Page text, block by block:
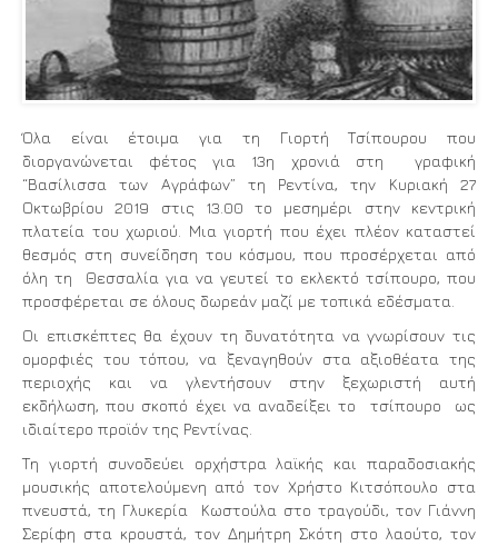
Όλα είναι έτοιμα για τη Γιορτή Τσίπουρου που
διοργανώνεται φέτος για 13η χρονιά στη γραφική
“Βασίλισσα των Αγράφων” τη Ρεντίνα, την Κυριακή 27
Οκτωβρίου 2019 στις 13.00 το μεσημέρι στην κεντρική
πλατεία του χωριού. Μια γιορτή που έχει πλέον καταστεί
θεσμός στη συνείδηση του κόσμου, που προσέρχεται από
όλη τη Θεσσαλία για να γευτεί το εκλεκτό τσίπουρο, που
προσφέρεται σε όλους δωρεάν μαζί με τοπικά εδέσματα.
Οι επισκέπτες θα έχουν τη δυνατότητα να γνωρίσουν τις
ομορφιές του τόπου, να ξεναγηθούν στα αξιοθέατα της
περιοχής και να γλεντήσουν στην ξεχωριστή αυτή
εκδήλωση, που σκοπό έχει να αναδείξει το τσίπουρο ως
ιδιαίτερο προϊόν της Ρεντίνας.
Τη γιορτή συνοδεύει ορχήστρα λαϊκής και παραδοσιακής
μουσικής αποτελούμενη από τον Χρήστο Κιτσόπουλο στα
πνευστά, τη Γλυκερία Κωστούλα στο τραγούδι, τον Γιάννη
Σερίφη στα κρουστά, τον Δημήτρη Σκότη στο λαούτο, τον